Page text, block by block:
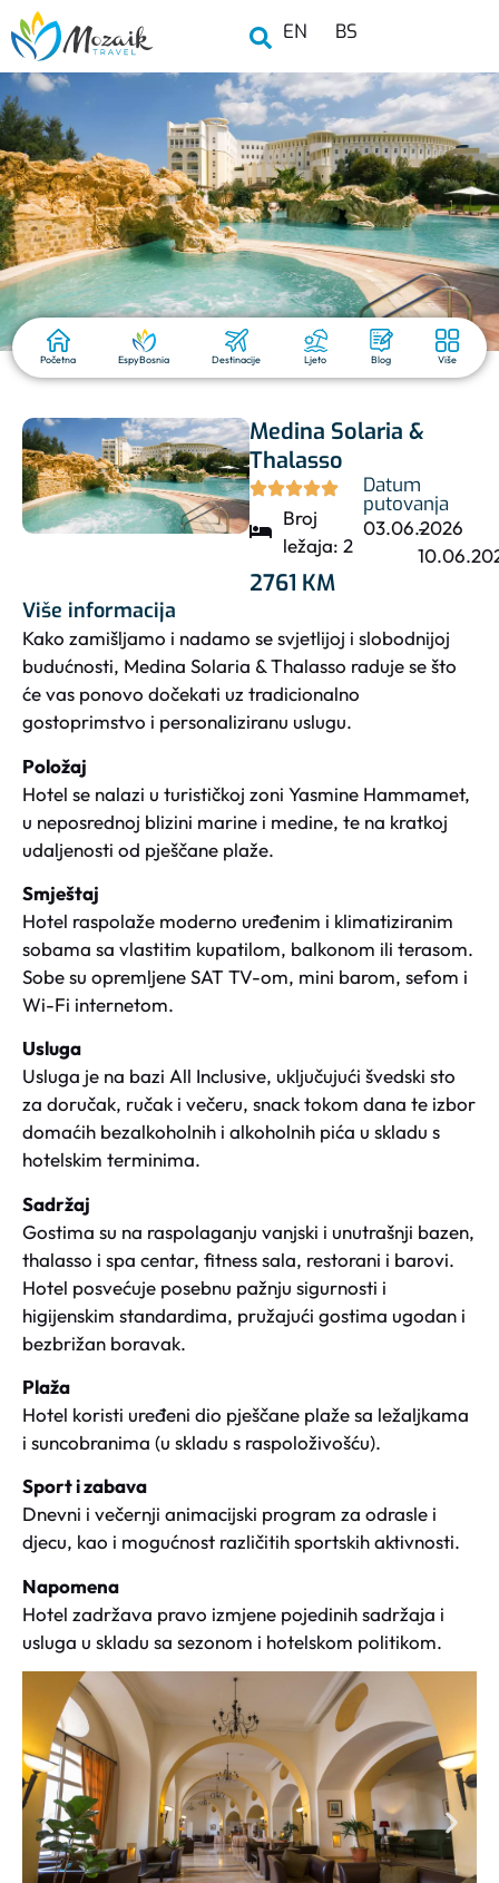
EN BS
Početna EspyBosnia Destinacije Ljeto Blog Više
Medina Solaria &
Thalasso
Broj
ležaja: 2
Datum
putovanja
03.06.2026
-
2761 KM
Više informacija
Kako zamišljamo i nadamo se svjetlijoj i slobodnijoj
budućnosti, Medina Solaria & Thalasso raduje se što
će vas ponovo dočekati uz tradicionalno
gostoprimstvo i personaliziranu uslugu.
Položaj
Hotel se nalazi u turističkoj zoni Yasmine Hammamet,
u neposrednoj blizini marine i medine, te na kratkoj
udaljenosti od pješčane plaže.
Smještaj
Hotel raspolaže moderno uređenim i klimatiziranim
sobama sa vlastitim kupatilom, balkonom ili terasom.
Sobe su opremljene SAT TV-om, mini barom, sefom i
Wi-Fi internetom.
Usluga
Usluga je na bazi All Inclusive, uključujući švedski sto
za doručak, ručak i večeru, snack tokom dana te izbor
domaćih bezalkoholnih i alkoholnih pića u skladu s
hotelskim terminima.
Sadržaj
Gostima su na raspolaganju vanjski i unutrašnji bazen,
thalasso i spa centar, fitness sala, restorani i barovi.
Hotel posvećuje posebnu pažnju sigurnosti i
higijenskim standardima, pružajući gostima ugodan i
bezbrižan boravak.
Plaža
Hotel koristi uređeni dio pješčane plaže sa ležaljkama
i suncobranima (u skladu s raspoloživošću).
Sport i zabava
Dnevni i večernji animacijski program za odrasle i
djecu, kao i mogućnost različitih sportskih aktivnosti.
Napomena
Hotel zadržava pravo izmjene pojedinih sadržaja i
usluga u skladu sa sezonom i hotelskom politikom.